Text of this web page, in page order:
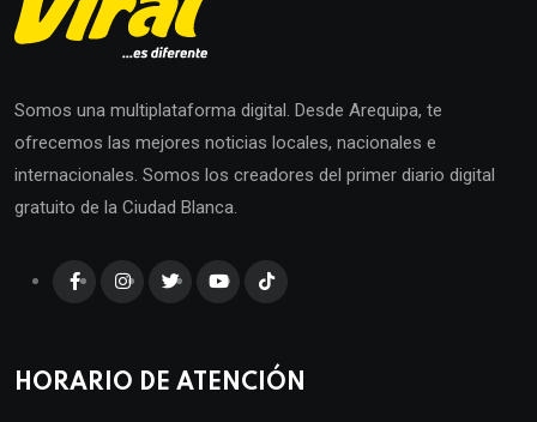
Somos una multiplataforma digital. Desde Arequipa, te
ofrecemos las mejores noticias locales, nacionales e
internacionales. Somos los creadores del primer diario digital
gratuito de la Ciudad Blanca.
HORARIO DE ATENCIÓN